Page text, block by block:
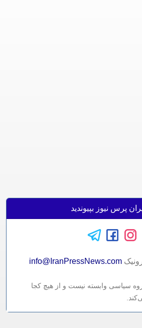
پرس نیوز بپیوندید
info@IranPressNews.com
سیاسی وابسته نیست و از هیچ کجا